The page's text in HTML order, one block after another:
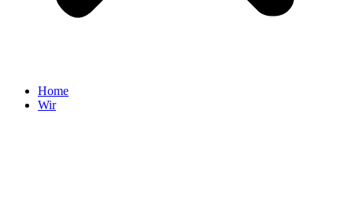
Home
Wir